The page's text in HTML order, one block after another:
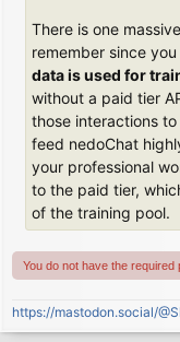
There is one
remember since
data is used for
without a paid tier
those interactions
feed nedoChat
your professional
to the paid tier,
of the training pool.
You do not have the
https://mastodon.social/